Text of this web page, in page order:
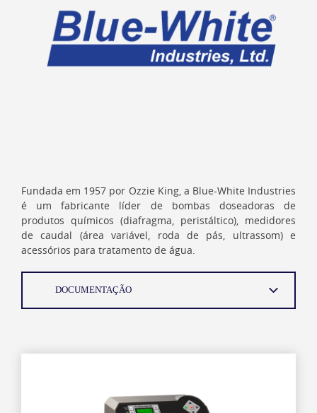
Fundada em 1957 por Ozzie King, a Blue-White Industries
é um fabricante líder de bombas doseadoras de
produtos químicos (diafragma, peristáltico), medidores
de caudal (área variável, roda de pás, ultrassom) e
acessórios para tratamento de água.
DOCUMENTAÇÃO